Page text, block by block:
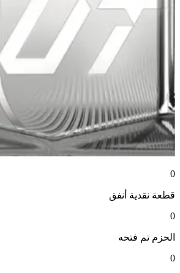
0
قطعة نقدية أنفق
0
الحزم تم فتحه
0